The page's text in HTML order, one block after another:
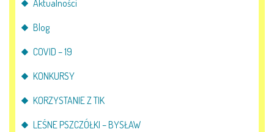
Aktualności
Blog
COVID – 19
KONKURSY
KORZYSTANIE Z TIK
LEŚNE PSZCZÓŁKI – BYSŁAW